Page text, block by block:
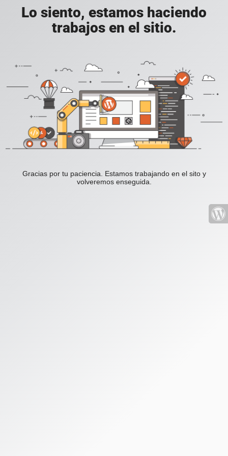
Lo siento, estamos haciendo
trabajos en el sitio.
Gracias por tu paciencia. Estamos trabajando en el sito y
volveremos enseguida.